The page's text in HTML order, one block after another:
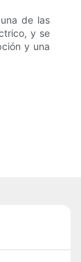
de las
y se
y una